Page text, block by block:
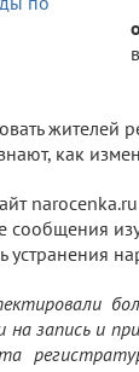
как
сообщения
устранения
на запись и